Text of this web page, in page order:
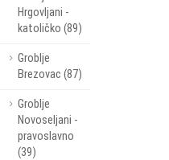
Hrgovljani -
katoličko (89)
Groblje
Brezovac (87)
Groblje
Novoseljani -
pravoslavno
(39)